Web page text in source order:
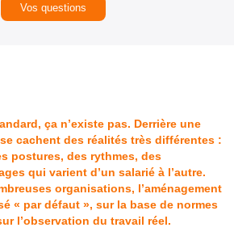
Vos questions
ça n’existe pas. Derrière une
cachent des réalités très différentes :
postures, des rythmes, des
qui varient d’un salarié à l’autre.
organisations, l’aménagement
« par défaut », sur la base de normes
l’observation du travail réel.